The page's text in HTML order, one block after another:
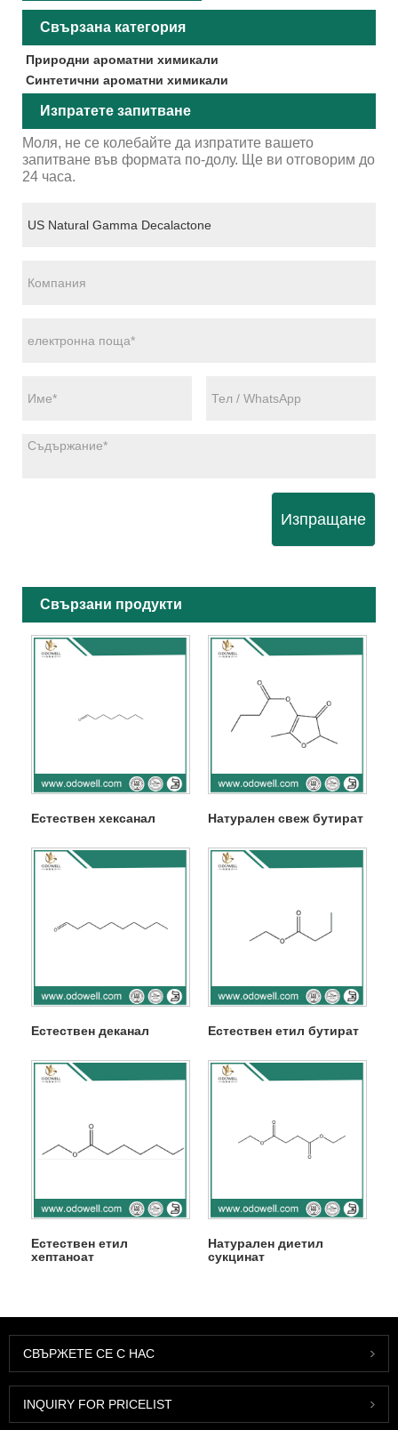
Свързана категория
Природни ароматни химикали
Синтетични ароматни химикали
Изпратете запитване
Моля, не се колебайте да изпратите вашето
запитване във формата по-долу. Ще ви отговорим до
24 часа.
Изпращане
Свързани продукти
Естествен хексанал Натурален свеж бутират
Естествен деканал Естествен етил бутират
Естествен етил
хептаноат
Натурален диетил
сукцинат
СВЪРЖЕТЕ СЕ С НАС
INQUIRY FOR PRICELIST